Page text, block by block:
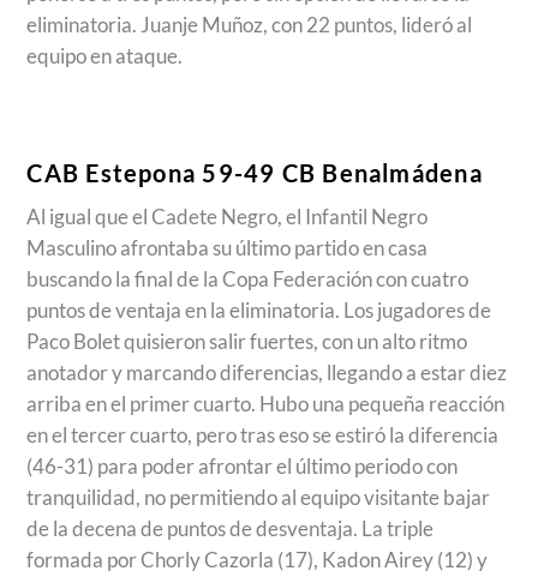
eliminatoria. Juanje Muñoz, con 22 puntos, lideró al
equipo en ataque.
CAB Estepona 59-49 CB Benalmádena
Al igual que el Cadete Negro, el Infantil Negro
Masculino afrontaba su último partido en casa
buscando la final de la Copa Federación con cuatro
puntos de ventaja en la eliminatoria. Los jugadores de
Paco Bolet quisieron salir fuertes, con un alto ritmo
anotador y marcando diferencias, llegando a estar diez
arriba en el primer cuarto. Hubo una pequeña reacción
en el tercer cuarto, pero tras eso se estiró la diferencia
(46-31) para poder afrontar el último periodo con
tranquilidad, no permitiendo al equipo visitante bajar
de la decena de puntos de desventaja. La triple
formada por Chorly Cazorla (17), Kadon Airey (12) y